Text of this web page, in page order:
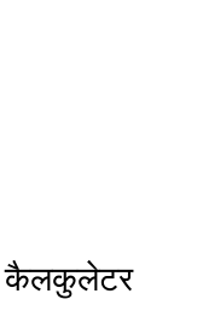
कैलकुलेटर